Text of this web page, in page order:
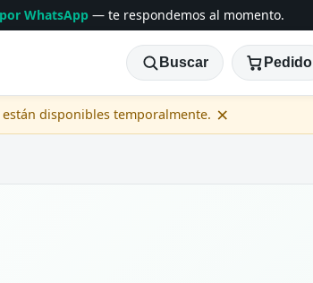
WhatsApp— te respondemos al momento.
Buscar Pedido
disponibles temporalmente. ×